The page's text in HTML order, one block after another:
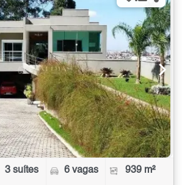
3 suítes 6 vagas 939 m²